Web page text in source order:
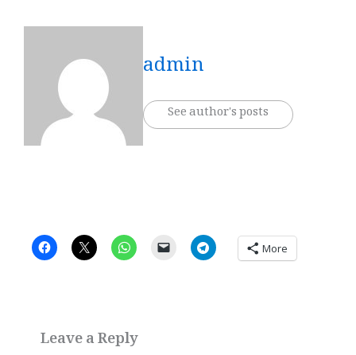
admin
See author's posts
More
Leave a Reply